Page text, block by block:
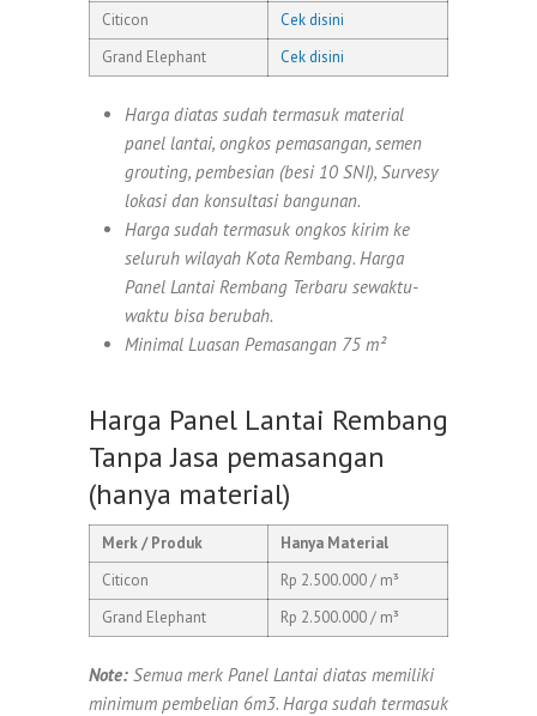
Citicon
Cek disini
Grand Elephant
Cek disini
Harga diatas sudah termasuk material
panel lantai, ongkos pemasangan, semen
grouting, pembesian (besi 10 SNI), Survesy
lokasi dan konsultasi bangunan.
Harga sudah termasuk ongkos kirim ke
seluruh wilayah Kota Rembang. Harga
Panel Lantai Rembang Terbaru sewaktu-
waktu bisa berubah.
Minimal Luasan Pemasangan 75 m²
Harga Panel Lantai Rembang
Tanpa Jasa pemasangan
(hanya material)
Merk / Produk
Hanya Material
Citicon
Rp 2.500.000 / m³
Grand Elephant
Rp 2.500.000 / m³
Note: Semua merk Panel Lantai diatas memiliki
minimum pembelian 6m3. Harga sudah termasuk